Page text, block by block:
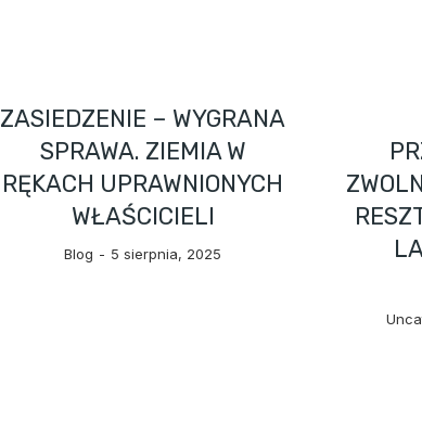
ZASIEDZENIE – WYGRANA
SPRAWA. ZIEMIA W
RĘKACH UPRAWNIONYCH
WŁAŚCICIELI
Blog 5 sierpnia, 2025